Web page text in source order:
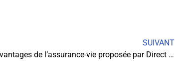
SUIVANT
Les avantages de l’assurance-vie proposée par Direct Écureuil compte en ligne